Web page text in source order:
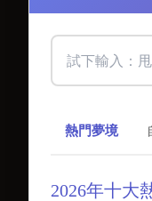
熱門夢境
2026年十大